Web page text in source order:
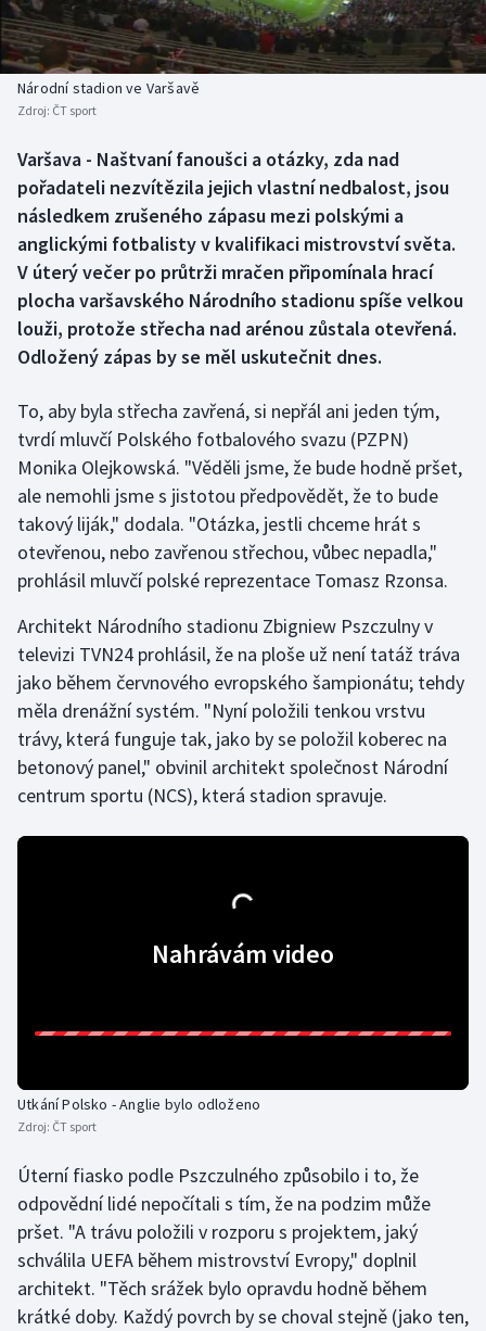
Baseball a softbal
Basketbal
Biatlon
Boby a skeleton
Box
Curling
Dostihy
Futsal
Gymnastika
Házená
Judo
Krasobruslení
Lezení
Plavání
Plážový volejbal
Ragby
Rychlobruslení
Rychlostní kanoistika
Soutěže
Historické návraty
Aplikace ČT sport
AZ kvíz
Národní stadion ve Varšavě
Zdroj: ČT sport
Varšava - Naštvaní fanoušci a otázky, zda nad
pořadateli nezvítězila jejich vlastní nedbalost, jsou
následkem zrušeného zápasu mezi polskými a
anglickými fotbalisty v kvalifikaci mistrovství světa.
V úterý večer po průtrži mračen připomínala hrací
plocha varšavského Národního stadionu spíše velkou
louži, protože střecha nad arénou zůstala otevřená.
Odložený zápas by se měl uskutečnit dnes.
To, aby byla střecha zavřená, si nepřál ani jeden tým,
tvrdí mluvčí Polského fotbalového svazu (PZPN)
Monika Olejkowská. "Věděli jsme, že bude hodně pršet,
ale nemohli jsme s jistotou předpovědět, že to bude
takový liják," dodala. "Otázka, jestli chceme hrát s
otevřenou, nebo zavřenou střechou, vůbec nepadla,"
prohlásil mluvčí polské reprezentace Tomasz Rzonsa.
Architekt Národního stadionu Zbigniew Pszczulny v
televizi TVN24 prohlásil, že na ploše už není tatáž tráva
jako během červnového evropského šampionátu; tehdy
měla drenážní systém. "Nyní položili tenkou vrstvu
trávy, která funguje tak, jako by se položil koberec na
betonový panel," obvinil architekt společnost Národní
centrum sportu (NCS), která stadion spravuje.
Nahrávám video
Utkání Polsko - Anglie bylo odloženo
Zdroj: ČT sport
Úterní fiasko podle Pszczulného způsobilo i to, že
odpovědní lidé nepočítali s tím, že na podzim může
pršet. "A trávu položili v rozporu s projektem, jaký
schválila UEFA během mistrovství Evropy," doplnil
architekt. "Těch srážek bylo opravdu hodně během
krátké doby. Každý povrch by se choval stejně (jako ten,